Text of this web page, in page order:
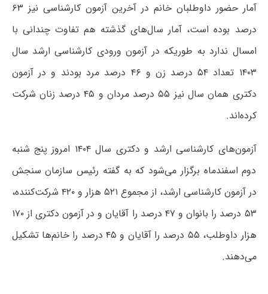
آمار حضور داوطلبان خانم در آخرین آزمون کارشناسی نیز ۶۳
درصد بوده است، آمار سال‌های گذشته هم تفاوت چندانی با
امسال ندارد به طوریکه در آزمون ورودی کارشناسی ارشد سال
۱۴۰۳ تعداد ۵۴ درصد زن و ۴۶ درصد مرد بودند و در آزمون
دکتری همان سال نیز ۵۵ درصد مردان و ۴۵ درصد زنان شرکت
کرده‌اند.
آزمون‌های کارشناسی ارشد و دکتری سال ۱۴۰۴ امروز پنج شنبه
دوم اسفندماه برگزار می‌شود که به گفته رئیس سازمان سنجش
در آزمون کارشناسی ارشد، از مجموع ۵۲۱ هزار و ۴۲۰ شرکت‌کننده،
۵۳ درصد را بانوان و ۴۷ درصد را آقایان و در آزمون دکتری از ۱۷۰
هزار داوطلب، ۵۵ درصد را آقایان و ۴۵ درصد را خانم‌ها تشکیل
می‌دهند.